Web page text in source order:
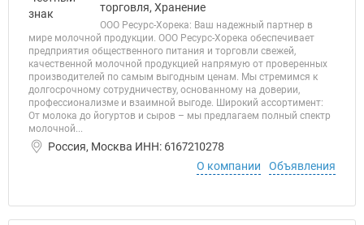
торговля, Хранение
ООО Ресурс-Хорека: Ваш надежный партнер в
мире молочной продукции. ООО Ресурс-Хорека обеспечивает
предприятия общественного питания и торговли свежей,
качественной молочной продукцией напрямую от проверенных
производителей по самым выгодным ценам. Мы стремимся к
долгосрочному сотрудничеству, основанному на доверии,
профессионализме и взаимной выгоде. Широкий ассортимент:
От молока до йогуртов и сыров – мы предлагаем полный спектр
молочной...
Россия, Москва ИНН: 6167210278
О компании
Объявления